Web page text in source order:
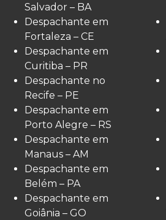
Salvador – BA
Despachante em
Fortaleza – CE
Despachante em
Curitiba – PR
Despachante no
Recife – PE
Despachante em
Porto Alegre – RS
Despachante em
Manaus – AM
Despachante em
Belém – PA
Despachante em
Goiânia – GO